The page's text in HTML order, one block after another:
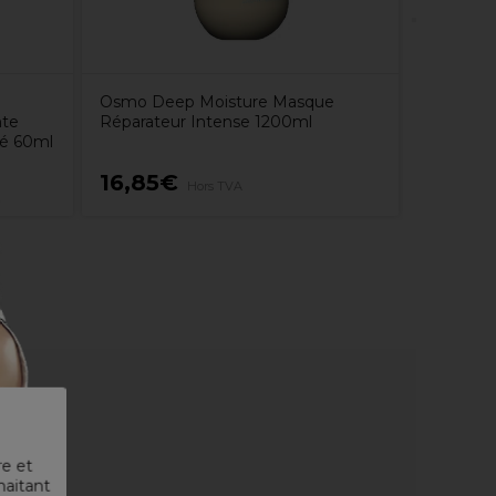
et
60ml
Osmo Deep Moisture Masque
Réparateur Intense 1200ml
16,85€